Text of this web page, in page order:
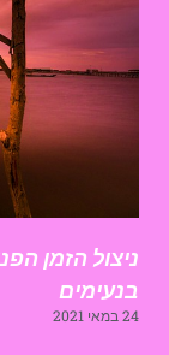
הזמן